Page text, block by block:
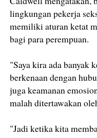
lingkungan pekerja
memiliki aturan ketat
bagi para perempuan.
"Saya kira ada banyak
berkenaan dengan
juga keamanan
malah ditertawakan
"Jadi ketika kita